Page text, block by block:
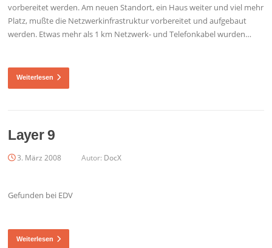
vorbereitet werden. Am neuen Standort, ein Haus weiter und viel mehr
Platz, mußte die Netzwerkinfrastruktur vorbereitet und aufgebaut
werden. Etwas mehr als 1 km Netzwerk- und Telefonkabel wurden…
Weiterlesen
Layer 9
3. März 2008 Autor: DocX
Gefunden bei EDV
Weiterlesen